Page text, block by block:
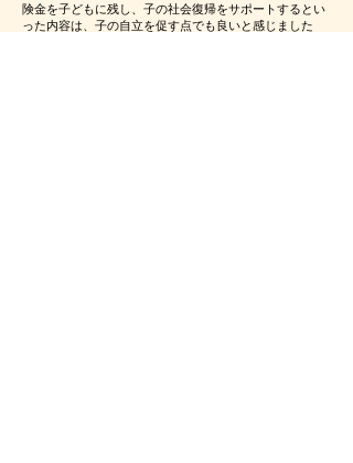
険金を子どもに残し、子の社会復帰をサポートするとい
った内容は、子の自立を促す点でも良いと感じました